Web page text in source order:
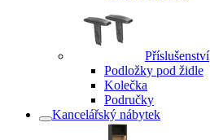
Příslušenství
Podložky pod židle
Kolečka
Područky
Kancelářský nábytek